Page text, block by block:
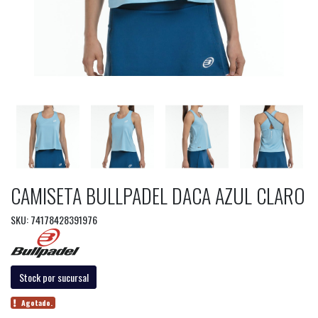
CAMISETA BULLPADEL DACA AZUL CLARO
SKU: 74178428391976
Stock por sucursal
Agotado.